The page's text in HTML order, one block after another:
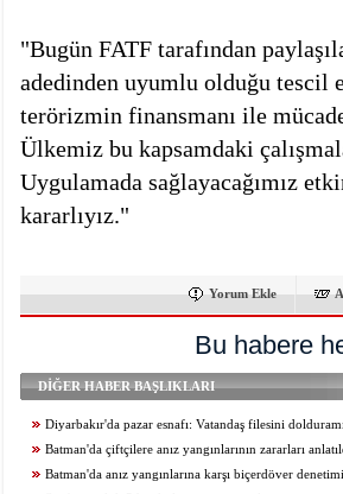
"Bugün FATF tarafından
adedinden uyumlu olduğu tescil
terörizmin finansmanı ile
Ülkemiz bu kapsamdaki
Uygulamada sağlayacağımız
kararlıyız."
Yorum Ekle
Bu habere
DİĞER HABER BAŞLIKLARI
Diyarbakır'da pazar esnafı: Vatandaş filesini
Batman'da çiftçilere anız yangınlarının zararları
Batman'da anız yangınlarına karşı biçerdöver denetimi